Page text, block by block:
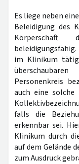
Es liege neben
Beleidigung des
Körperschaft
im Klinikum
Personenkreis
auch eine
falls die
erkennbar sei.
Klinikum durch
auf dem Gelände
zum Ausdruck